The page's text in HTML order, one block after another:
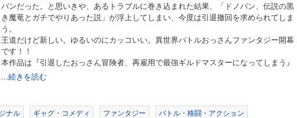
バンだった。と思いきや、あるトラブルに巻き込まれた結果、「ドノバン、伝説の黒
き魔竜とガチでやりあった説」が浮上してしまい、今度は引退撤回を求められてしま
う。
王道だけど新しい。ゆるいのにカッコいい。異世界バトルおっさんファンタジー開幕
です！！
本作品は『引退したおっさん冒険者、再雇用で最強ギルドマスターになってしまう』
第１話～第5話を収録した合本版です。
...続きを読む
ナル ギャグ・コメディ ファンタジー バトル・格闘・アクション